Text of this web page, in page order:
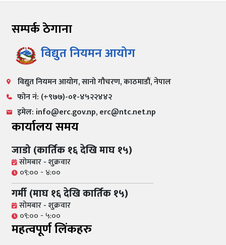
सम्पर्क ठेगाना
विद्युत नियमन आयोग
विद्युत नियमन आयोग, सानो गौचरण, काठमाडौं, नेपाल
फोन नं: (+९७७)-०१-४५२२४४२
इमेल: info@erc.gov.np, erc@ntc.net.np
कार्यालय समय
जाडो (कार्तिक १६ देखि माघ १५)
सोमबार - शुक्रवार
०९:०० - ४:००
गर्मी (माघ १६ देखि कार्तिक १५)
सोमबार - शुक्रवार
०९:०० - ५:००
महत्वपूर्ण लिंकहरु